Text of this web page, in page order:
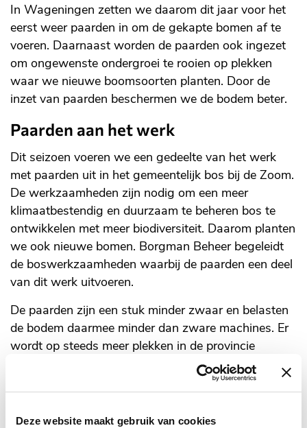
Deze website maakt gebruik van cookies
In Wageningen zetten we daarom dit jaar voor het
eerst weer paarden in om de gekapte bomen af te
voeren. Daarnaast worden de paarden ook ingezet
om ongewenste ondergroei te rooien op plekken
waar we nieuwe boomsoorten planten. Door de
inzet van paarden beschermen we de bodem beter.
Paarden aan het werk
Dit seizoen voeren we een gedeelte van het werk
met paarden uit in het gemeentelijk bos bij de Zoom.
De werkzaamheden zijn nodig om een meer
klimaatbestendig en duurzaam te beheren bos te
ontwikkelen met meer biodiversiteit. Daarom planten
we ook nieuwe bomen. Borgman Beheer begeleidt
de boswerkzaamheden waarbij de paarden een deel
van dit werk uitvoeren.
De paarden zijn een stuk minder zwaar en belasten
de bodem daarmee minder dan zware machines. Er
wordt op steeds meer plekken in de provincie
gewerkt met paarden. In het bos, maar ook in
natuurgebieden. Een vast team van medewerkers
passend tuig die de uitvoering van de